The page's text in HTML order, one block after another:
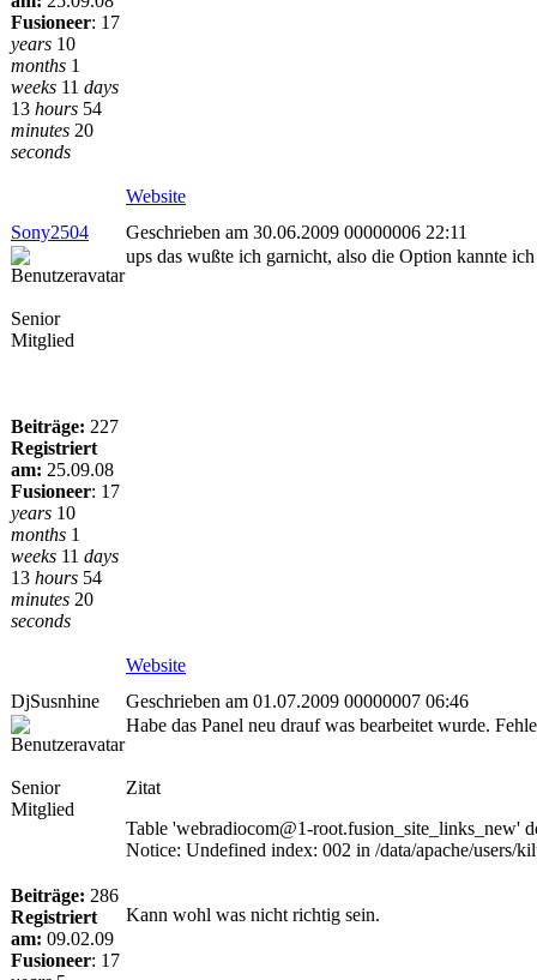
Fusioneer: 17
years 10
months 1
weeks 11 days
13 hours 54
minutes 20
seconds
Website
Sony2504
Geschrieben am 30.06.2009 00000006 22:11
Senior
Mitglied
Beiträge: 227
Registriert
am: 25.09.08
Fusioneer: 17
years 10
months 1
weeks 11 days
13 hours 54
minutes 20
seconds
ups das wußte ich garnicht, also die Option kannte
Website
DjSusnhine
Geschrieben am 01.07.2009 00000007 06:46
Senior
Mitglied
Beiträge: 286
Registriert
am: 09.02.09
Fusioneer: 17
Habe das Panel neu drauf was bearbeitet wurde.
Zitat
Table 'webradiocom@1-root.fusion_site_links_new'
Notice: Undefined index: 002 in /data/apache/users/
Kann wohl was nicht richtig sein.